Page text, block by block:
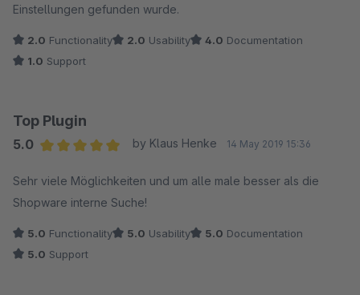
Anruf kam zuverlässlich direkt eine Stunde später und mir
Daher bekommt der Support die volle Punktezahl. Wenn ihr
Einstellungen gefunden wurde.
2.0 Functionality 2.0 Usability 4.0 Documentation
1.0 Support
Top Plugin
5.0
by Klaus Henke 14 May 2019 15:36
Sehr viele Möglichkeiten und um alle male besser als die
Shopware interne Suche!
5.0 Functionality 5.0 Usability 5.0 Documentation
5.0 Support